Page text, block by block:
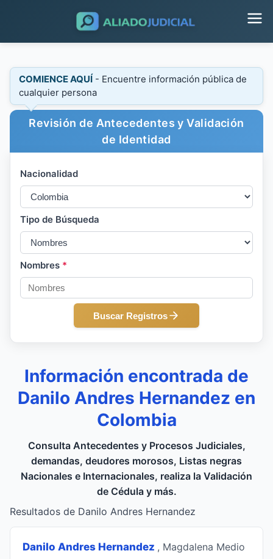
COMIENCE AQUÍ - Encuentre información pública de
cualquier persona
Revisión de Antecedentes y Validación
de Identidad
Nacionalidad
Tipo de Búsqueda
Nombres *
Buscar Registros
Información encontrada de
Danilo Andres Hernandez en
Colombia
Consulta Antecedentes y Procesos Judiciales,
demandas, deudores morosos, Listas negras
Nacionales e Internacionales, realiza la Validación
de Cédula y más.
Resultados de Danilo Andres Hernandez
Danilo Andres Hernandez , Magdalena Medio